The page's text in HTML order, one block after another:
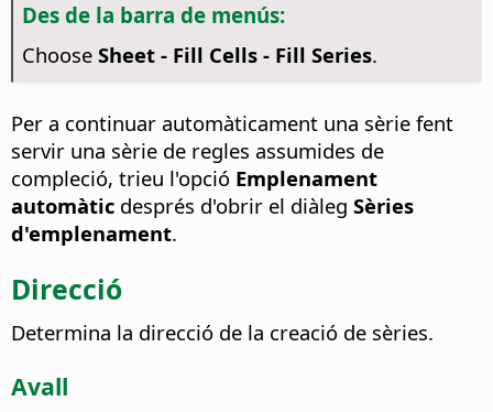
Des de la barra de menús:
Choose Sheet - Fill Cells - Fill Series.
Per a continuar automàticament una sèrie fent
servir una sèrie de regles assumides de
compleció, trieu l'opció Emplenament
automàtic després d'obrir el diàleg Sèries
d'emplenament.
Direcció
Determina la direcció de la creació de sèries.
Avall